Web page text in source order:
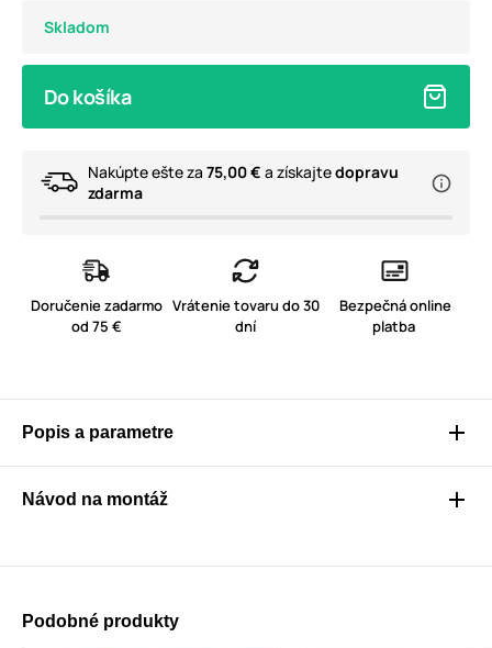
Skladom
Do košíka
Nakúpte ešte za 75,00 € a získajtedopravu
zdarma
Doručenie zadarmo
od 75 €
Vrátenie tovaru do 30
dní
Bezpečná online
platba
Popis a parametre
Návod na montáž
Podobné produkty